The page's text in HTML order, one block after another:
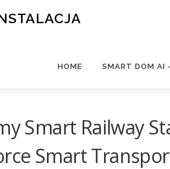
HOME SMART DOM AI
Smart Railway
Smart